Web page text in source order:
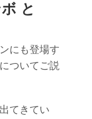
と
にも登場す
ついてご説
てきてい